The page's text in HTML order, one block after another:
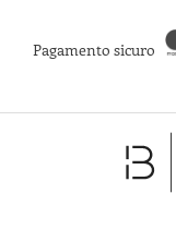
Pagamento sicuro